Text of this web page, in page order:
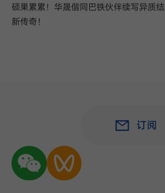
硕果累累！​华晟偕同巴铁伙伴续写异质结
新传奇！
订阅